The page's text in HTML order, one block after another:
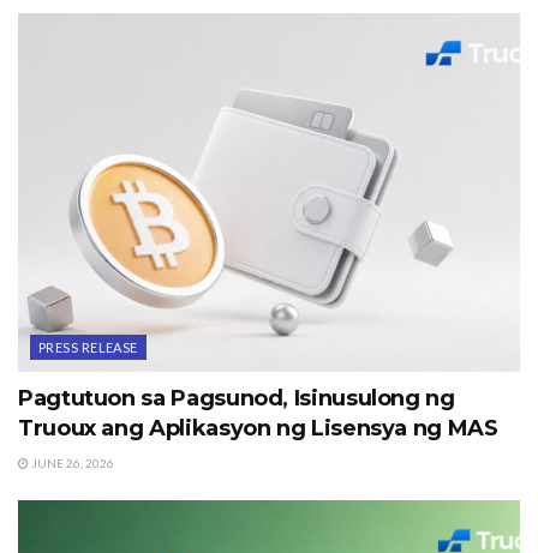
PRESS RELEASE
Pagtutuon sa Pagsunod, Isinusulong ng
Truoux ang Aplikasyon ng Lisensya ng MAS
JUNE 26, 2026